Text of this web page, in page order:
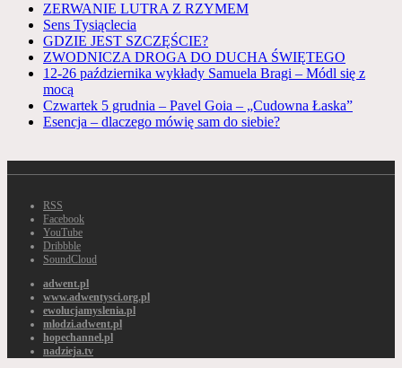
ZERWANIE LUTRA Z RZYMEM
Sens Tysiąclecia
GDZIE JEST SZCZĘŚCIE?
ZWODNICZA DROGA DO DUCHA ŚWIĘTEGO
12-26 października wykłady Samuela Bragi – Módl się z
mocą
Czwartek 5 grudnia – Pavel Goia – „Cudowna Łaska”
Esencja – dlaczego mówię sam do siebie?
RSS
Facebook
YouTube
Dribbble
SoundCloud
adwent.pl
www.adwentysci.org.pl
ewolucjamyslenia.pl
mlodzi.adwent.pl
hopechannel.pl
nadzieja.tv